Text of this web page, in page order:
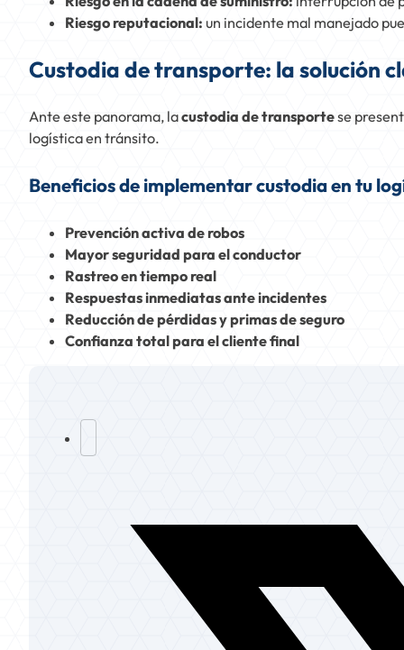
Riesgo reputacional: un incidente mal manejado
Custodia de transporte: la solución
Ante este panorama, lacustodia de transportese
logística en tránsito.
Beneficios de implementar custodia en tu
Prevención activa de robos
Mayor seguridad para el conductor
Rastreo en tiempo real
Respuestas inmediatas ante incidentes
Reducción de pérdidas y primas de seguro
Confianza total para el cliente final